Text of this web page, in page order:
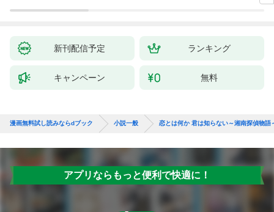
新刊配信予定 ランキング
キャンペーン 無料
漫画無料試し読みならdブック 小説一般 恋とは何か 君は知らない～湘南探偵物語
アプリならもっと便利で快適に！